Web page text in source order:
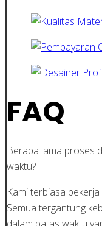
FAQ
Berapa lama proses
waktu?
Kami terbiasa
Semua tergantung